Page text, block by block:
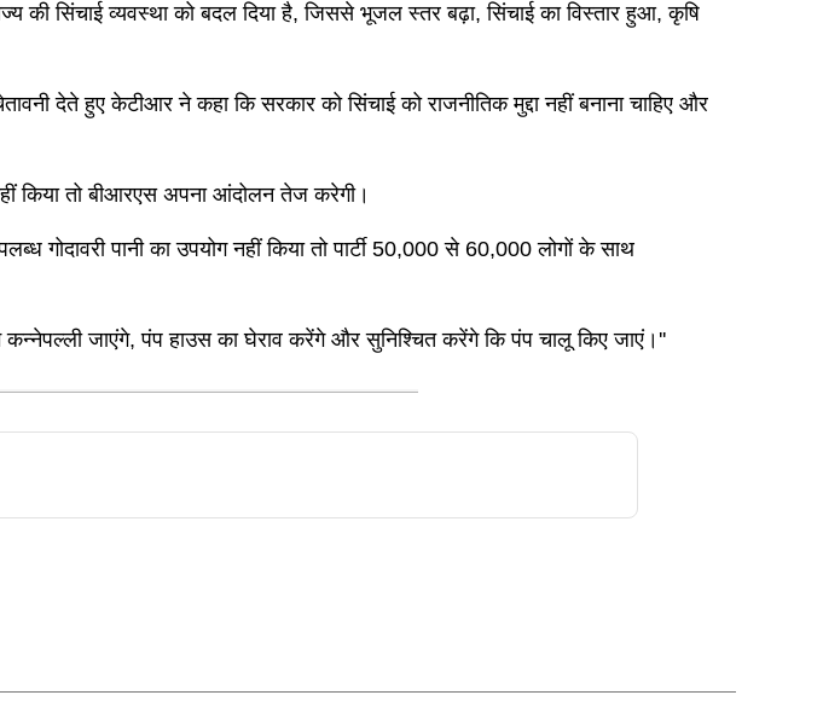
की सिंचाई व्यवस्था को बदल दिया है, जिससे भूजल स्तर बढ़ा, सिंचाई का विस्तार हुआ, कृषि
देते हुए केटीआर ने कहा कि सरकार को सिंचाई को राजनीतिक मुद्दा नहीं बनाना चाहिए और
किया तो बीआरएस अपना आंदोलन तेज करेगी।
पानी का उपयोग नहीं किया तो पार्टी 50,000 से 60,000 लोगों के साथ
कन्नेपल्ली जाएंगे, पंप हाउस का घेराव करेंगे और सुनिश्चित करेंगे कि पंप चालू किए जाएं।''